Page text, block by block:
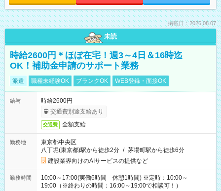
掲載日：2026.08.07
未読
時給2600円＊ほぼ在宅！週3～4日＆16時迄
OK！補助金申請のサポート業務
派遣 職種未経験OK ブランクOK WEB登録・面接OK
給与
時給2600円
交通費別途支給あり
交通費 全額支給
勤務地
東京都中央区
八丁堀(東京都)駅から徒歩2分 / 茅場町駅から徒歩6分
建設業界向けのAIサービスの提供など
勤務時間
10:00～17:00(実働6時間 休憩1時間) ※定時：10:00～
19:00（※終わりの時間：16:00～19:00で相談可！）